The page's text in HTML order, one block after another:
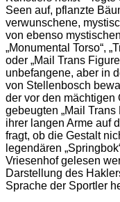
Seen auf, pflanzte
verwunschene,
von ebenso
„Monumental Torso“,
oder „Mail Trans
unbefangene, aber in
von Stellenbosch
der vor den mächtigen
gebeugten „Mail
ihrer langen Arme auf
fragt, ob die Gestalt
legendären
Vriesenhof gelesen
Darstellung des
Sprache der Sportler